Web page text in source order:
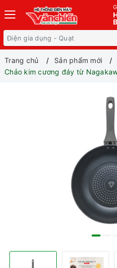
Trang chủ
Sản phẩm mới
Chảo kim cương đáy từ